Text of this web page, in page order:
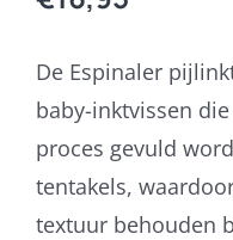
De Espinaler
baby-inktvissen
proces gevuld
tentakels,
textuur behouden